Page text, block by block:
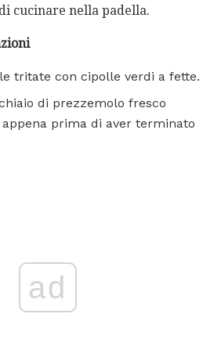
cucinare nella padella.
tritate con cipolle verdi a fette.
di prezzemolo fresco
prima di aver terminato
ad